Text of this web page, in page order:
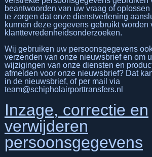
beantwoorden van uw vraag of
te zorgen dat onze dienstverlening
kunnen deze gegevens gebruikt worden
klanttevredenheidsonderzoeken.
Wij gebruiken uw persoonsgegevens
verzenden van onze nieuwsbrief en om
wijzigingen van onze diensten en
afmelden voor onze nieuwsbrief? Dat
in de nieuwsbrief, of per mail via
team@schipholairporttransfers.nl
Inzage, correctie en
verwijderen
persoonsgegevens